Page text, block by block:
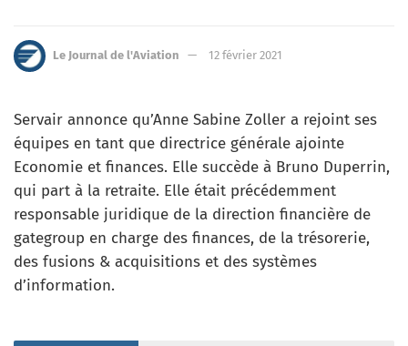
Le Journal de l'Aviation 12 février 2021
Servair annonce qu’Anne Sabine Zoller a rejoint ses
équipes en tant que directrice générale ajointe
Economie et finances. Elle succède à Bruno Duperrin,
qui part à la retraite. Elle était précédemment
responsable juridique de la direction financière de
gategroup en charge des finances, de la trésorerie,
des fusions & acquisitions et des systèmes
d’information.